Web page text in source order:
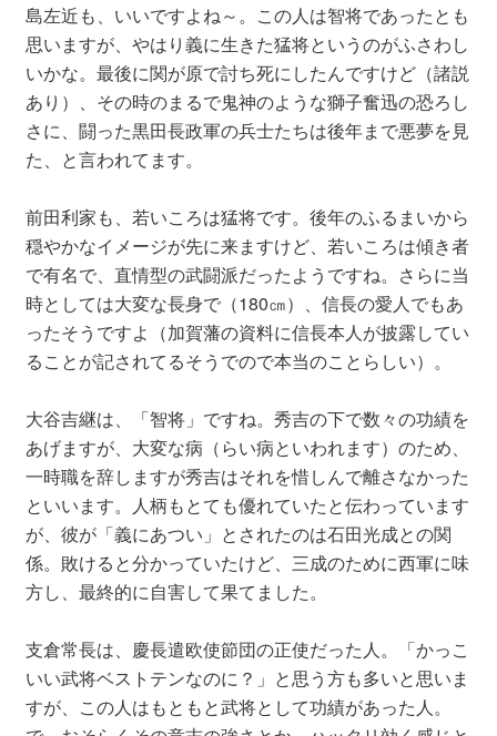
島左近も、いいですよね～。この人は智将であったとも
思いますが、やはり義に生きた猛将というのがふさわし
いかな。最後に関が原で討ち死にしたんですけど（諸説
あり）、その時のまるで鬼神のような獅子奮迅の恐ろし
さに、闘った黒田長政軍の兵士たちは後年まで悪夢を見
た、と言われてます。
前田利家も、若いころは猛将です。後年のふるまいから
穏やかなイメージが先に来ますけど、若いころは傾き者
で有名で、直情型の武闘派だったようですね。さらに当
時としては大変な長身で（180㎝）、信長の愛人でもあ
ったそうですよ（加賀藩の資料に信長本人が披露してい
ることが記されてるそうでので本当のことらしい）。
大谷吉継は、「智将」ですね。秀吉の下で数々の功績を
あげますが、大変な病（らい病といわれます）のため、
一時職を辞しますが秀吉はそれを惜しんで離さなかった
といいます。人柄もとても優れていたと伝わっています
が、彼が「義にあつい」とされたのは石田光成との関
係。敗けると分かっていたけど、三成のために西軍に味
方し、最終的に自害して果てました。
支倉常長は、慶長遣欧使節団の正使だった人。「かっこ
いい武将ベストテンなのに？」と思う方も多いと思いま
すが、この人はもともと武将として功績があった人。